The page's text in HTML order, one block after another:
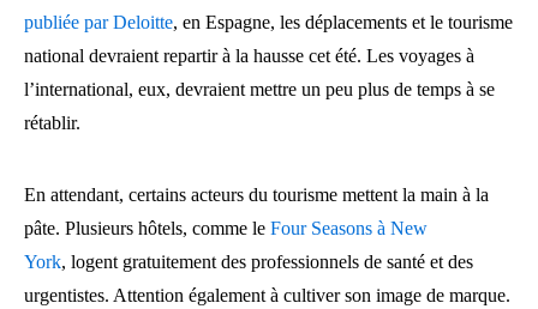
publiée par Deloitte, en Espagne, les déplacements et le tourisme
national devraient repartir à la hausse cet été. Les voyages à
l’international, eux, devraient mettre un peu plus de temps à se
rétablir.
En attendant, certains acteurs du tourisme mettent la main à la
pâte. Plusieurs hôtels, comme le Four Seasons à New
York, logent gratuitement des professionnels de santé et des
urgentistes. Attention également à cultiver son image de marque.